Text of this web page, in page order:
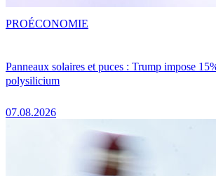
Panneaux solaires et puces : Trump impose
polysilicium
07.08.2026
PROÉCONOMIE